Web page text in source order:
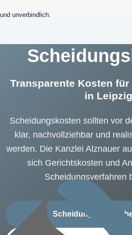
und unverbindlich:
Transparente Kosten
in Leipzig
Scheidungskosten sollten vor
klar, nachvollziehbar und
werden. Die Kanzlei Alznauer
sich Gerichtskosten und
Scheidungsverfahren
Scheidungskosten